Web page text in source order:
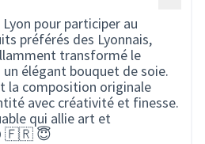
pour participer au
préférés des Lyonnais,
transformé le
élégant bouquet de soie.
la composition originale
avec créativité et finesse.
qui allie art et
🇫🇷 😇